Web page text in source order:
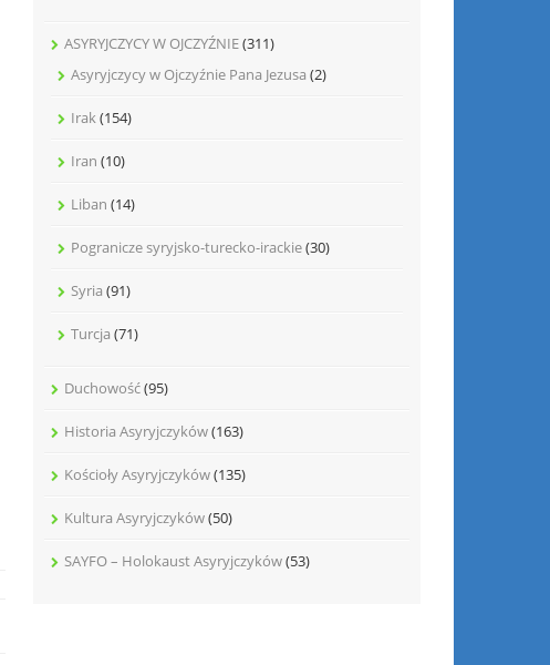
ASYRYJCZYCY W OJCZYŹNIE(311)
Asyryjczycy w Ojczyźnie Pana Jezusa (2)
Irak(154)
Iran (10)
Liban (14)
Pogranicze syryjsko-turecko-irackie(30)
Syria (91)
Turcja (71)
Duchowość(95)
Historia Asyryjczyków(163)
Kościoły Asyryjczyków(135)
Kultura Asyryjczyków(50)
SAYFO – Holokaust Asyryjczyków(53)